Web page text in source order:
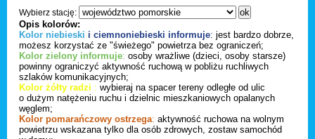
Wybierz stację:
Opis kolorów:
Kolor niebieski i ciemnoniebieski informuje: jest bardzo dobrze,
możesz korzystać ze "świeżego" powietrza bez ograniczeń;
Kolor zielony informuje: osoby wrażliwe (dzieci, osoby starsze)
powinny ograniczyć aktywność ruchową w pobliżu ruchliwych
szlaków komunikacyjnych;
Kolor żółty radzi : wybieraj na spacer tereny odległe od ulic
o dużym natężeniu ruchu i dzielnic mieszkaniowych opalanych
węglem;
Kolor pomarańczowy ostrzega: aktywność ruchowa na wolnym
powietrzu wskazana tylko dla osób zdrowych, zostaw samochód